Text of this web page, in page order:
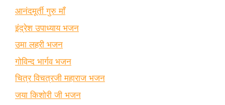
आनंदमूर्ती गुरु माँ
इंद्रेश उपाध्याय भजन
उमा लहरी भजन
गोविन्द भार्गव भजन
चित्र विचत्रजी महाराज भजन
जया किशोरी जी भजन